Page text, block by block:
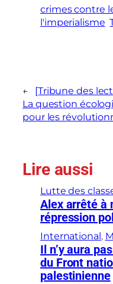
crimes contre
l'imperialisme
←
[Tribune des
La question
pour les
Lire aussi
Lutte des
Alex arrêté à
répression
International ,
Il n’y aura
du Front
palestinienne